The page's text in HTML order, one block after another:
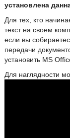
установлена
Для тех, кто
текст на своем
если вы
передачи
установить MS
Для наглядности